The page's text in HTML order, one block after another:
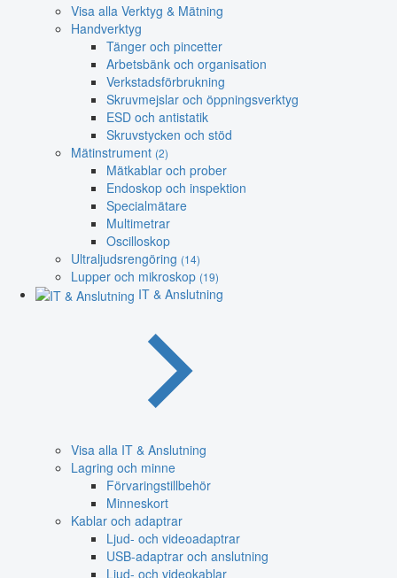
Visa alla Verktyg & Mätning
Handverktyg
Tänger och pincetter
Arbetsbänk och organisation
Verkstadsförbrukning
Skruvmejslar och öppningsverktyg
ESD och antistatik
Skruvstycken och stöd
Mätinstrument (2)
Mätkablar och prober
Endoskop och inspektion
Specialmätare
Multimetrar
Oscilloskop
Ultraljudsrengöring (14)
Lupper och mikroskop (19)
IT & Anslutning
Visa alla IT & Anslutning
Lagring och minne
Förvaringstillbehör
Minneskort
Kablar och adaptrar
Ljud- och videoadaptrar
USB-adaptrar och anslutning
Ljud- och videokablar